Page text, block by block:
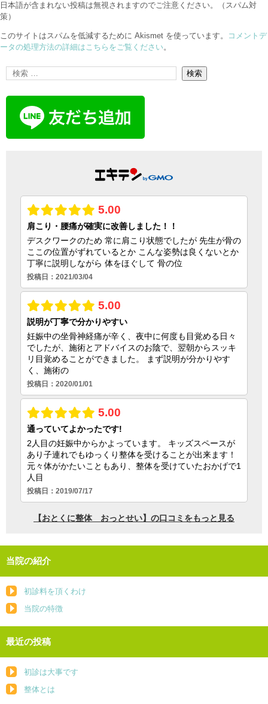
日本語が含まれない投稿は無視されますのでご注意ください。（スパム対
策）
このサイトはスパムを低減するために Akismet を使っています。
コメントデ
ータの処理方法の詳細はこちらをご覧ください。
当院の紹介
初診料を頂くわけ
当院の特徴
最近の投稿
初診は大事です
整体とは